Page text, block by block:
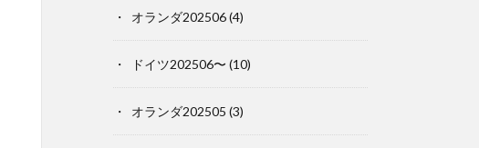
オランダ202506(4)
ドイツ202506〜 (10)
オランダ202505 (3)